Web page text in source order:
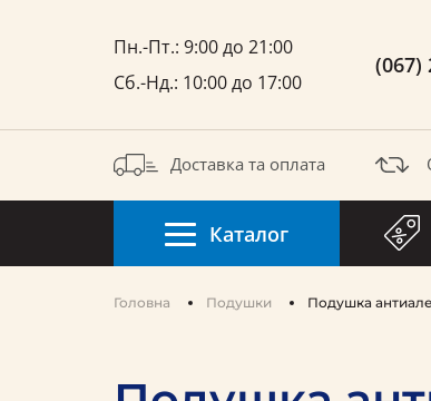
Пн.-Пт.: 9:00 до 21:00
Сб.-Нд.: 10:00 до 17:00
(067)
Доставка та оплата
Каталог
Головна Подушки Подушка